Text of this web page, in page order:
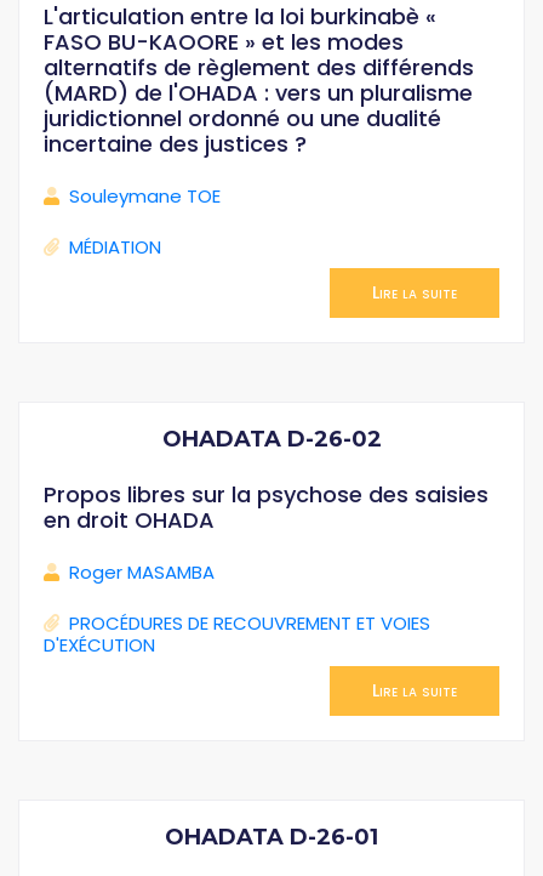
L'articulation entre la loi burkinabè «
FASO BU-KAOORE » et les modes
alternatifs de règlement des différends
(MARD) de l'OHADA : vers un pluralisme
juridictionnel ordonné ou une dualité
incertaine des justices ?
Souleymane TOE
MÉDIATION
Lire la suite
OHADATA D-26-02
Propos libres sur la psychose des saisies
en droit OHADA
Roger MASAMBA
PROCÉDURES DE RECOUVREMENT ET VOIES
D'EXÉCUTION
Lire la suite
OHADATA D-26-01